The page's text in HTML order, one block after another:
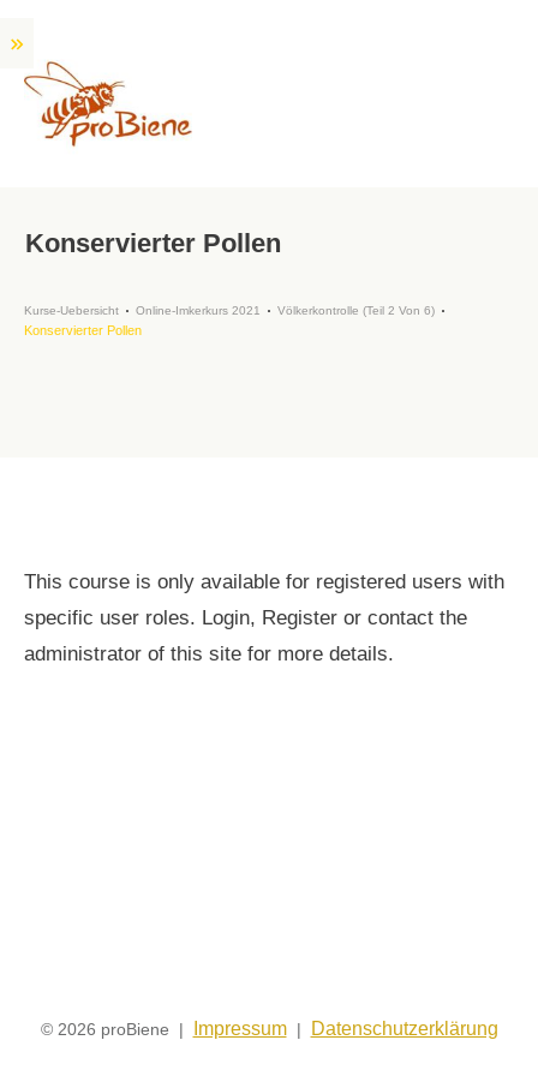
Konservierter Pollen
Kurse-Uebersicht Online-Imkerkurs 2021 Völkerkontrolle (Teil 2 Von 6)
Konservierter Pollen
This course is only available for registered users with
specific user roles. Login, Register or contact the
administrator of this site for more details.
© 2026 proBiene | Impressum| Datenschutzerklärung